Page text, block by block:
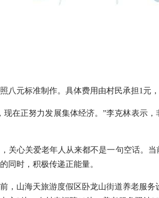
元标准制作。具体费用由村民承担1元
正努力发展集体经济。”李克林表示，
心关爱老年人从来都不是一句空话。当
同时，积极传递正能量。
山海天旅游度假区卧龙山街道养老服务